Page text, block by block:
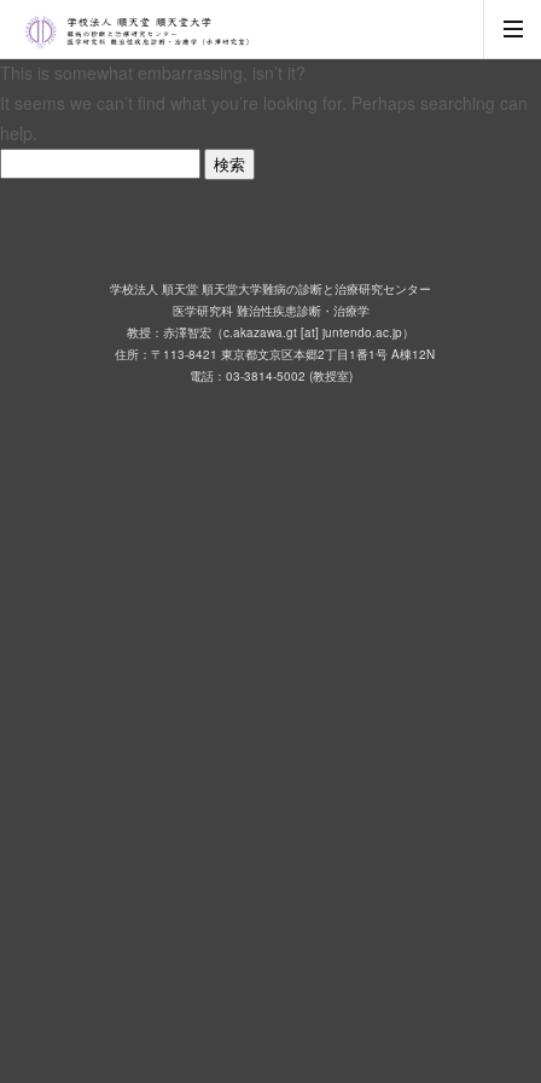
This is somewhat embarrassing, isn’t it?
It seems we can’t find what you’re looking for. Perhaps searching can
help.
索:
学校法人 順天堂 順天堂大学難病の診断と治療研究センター
医学研究科 難治性疾患診断・治療学
教授：赤澤智宏（c.akazawa.gt [at] juntendo.ac.jp）
住所：〒113-8421 東京都文京区本郷2丁目1番1号 A棟12N
電話：03-3814-5002 (教授室)